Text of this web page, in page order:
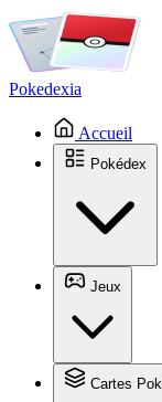
Pokedexia
Accueil